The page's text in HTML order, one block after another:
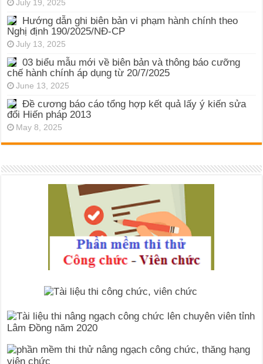
July 19, 2025
Hướng dẫn ghi biên bản vi phạm hành chính theo
Nghị định 190/2025/NĐ-CP
July 13, 2025
03 biểu mẫu mới về biên bản và thông báo cưỡng
chế hành chính áp dụng từ 20/7/2025
June 13, 2025
Đề cương báo cáo tổng hợp kết quả lấy ý kiến sửa
đổi Hiến pháp 2013
May 8, 2025